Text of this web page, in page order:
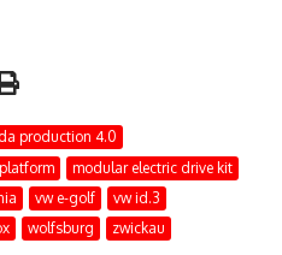
production 4.0
modular electric drive kit
vw e-golf
vw id.3
wolfsburg zwickau